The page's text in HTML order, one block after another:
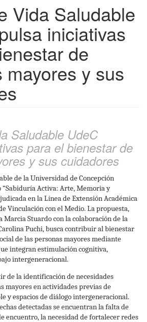
Vida Saludable
iniciativas
de
mayores y sus
Saludable UdeC
para el bienestar de
y sus cuidadores
de la Universidad de Concepción
Activa: Arte, Memoria y
en la Línea de Extensión Académica
Vinculación con el Medio. La propuesta,
Marcia Stuardo con la colaboración de la
Puchi, busca contribuir al bienestar
de las personas mayores mediante
integran estimulación cognitiva,
intergeneracional.
de la identificación de necesidades
mayores en actividades previas de
y espacios de diálogo intergeneracional.
detectadas se encuentran la falta de
encuentro, la necesidad de fortalecer redes